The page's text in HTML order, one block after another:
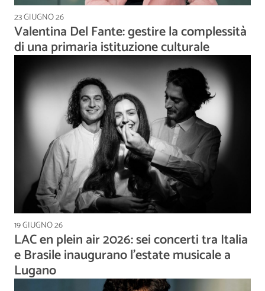
23 GIUGNO 26
Valentina Del Fante: gestire la complessità
di una primaria istituzione culturale
19 GIUGNO 26
LAC en plein air 2026: sei concerti tra Italia
e Brasile inaugurano l'estate musicale a
Lugano